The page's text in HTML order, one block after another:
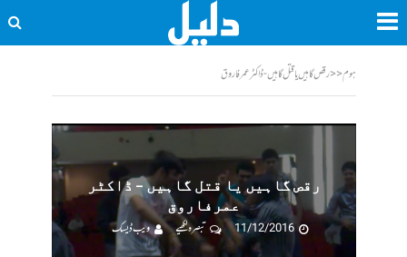
ہوم<<رقص گاہیں یا قتل گاہیں - ڈاکٹر عمرفاروق
رقص گاہیں یا قتل گاہیں – ڈاکٹر
عمرفاروق
11/12/2016
تبصرہ لکھیے ویب ڈیسک